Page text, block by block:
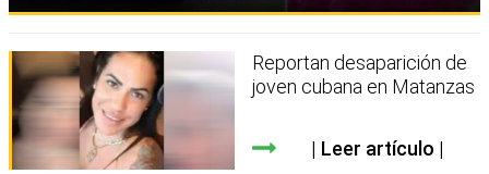
Reportan desaparición de
joven cubana en Matanzas
Leer artículo